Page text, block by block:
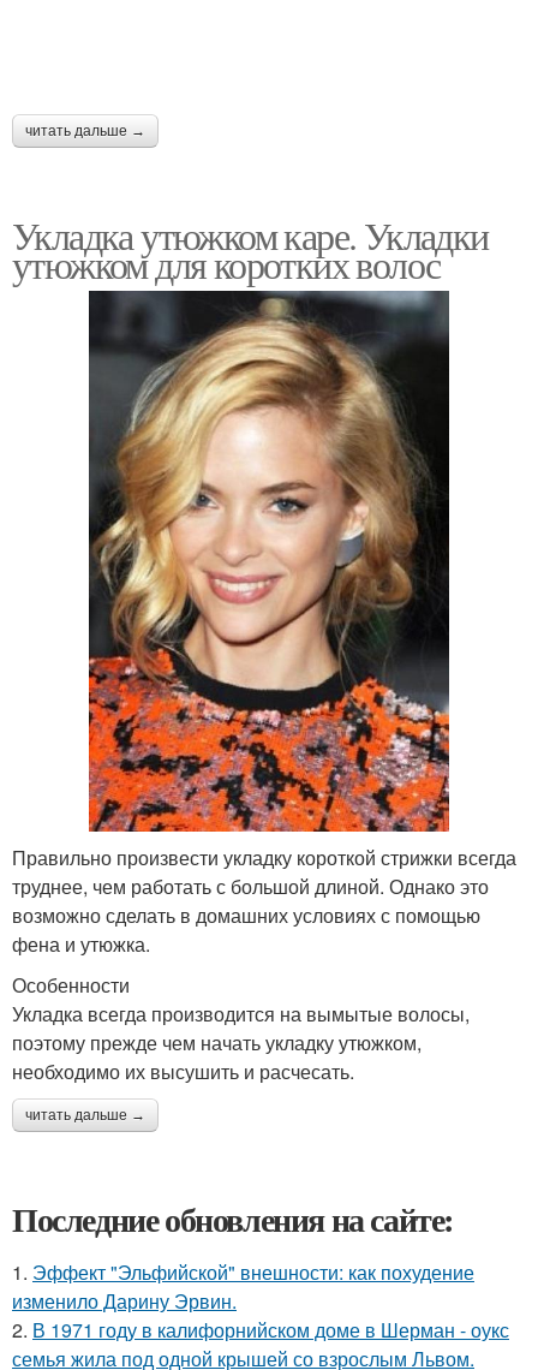
читать дальше →
Укладка утюжком каре. Укладки
утюжком для коротких волос
Правильно произвести укладку короткой стрижки всегда
труднее, чем работать с большой длиной. Однако это
возможно сделать в домашних условиях с помощью
фена и утюжка.
Особенности
Укладка всегда производится на вымытые волосы,
поэтому прежде чем начать укладку утюжком,
необходимо их высушить и расчесать.
читать дальше →
Последние обновления на сайте:
1. Эффект "Эльфийской" внешности: как похудение
изменило Дарину Эрвин.
2. В 1971 году в калифорнийском доме в Шерман - оукс
семья жила под одной крышей со взрослым Львом.